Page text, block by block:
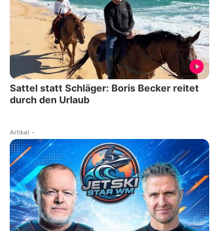
Sattel statt Schläger: Boris Becker reitet
durch den Urlaub
Artikel -